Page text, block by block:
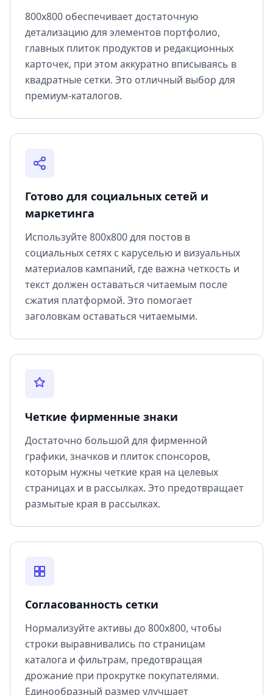
800x800 обеспечивает достаточную
детализацию для элементов портфолио,
главных плиток продуктов и редакционных
карточек, при этом аккуратно вписываясь в
квадратные сетки. Это отличный выбор для
премиум-каталогов.
Готово для социальных сетей и
маркетинга
Используйте 800x800 для постов в
социальных сетях с каруселью и визуальных
материалов кампаний, где важна четкость и
текст должен оставаться читаемым после
сжатия платформой. Это помогает
заголовкам оставаться читаемыми.
Четкие фирменные знаки
Достаточно большой для фирменной
графики, значков и плиток спонсоров,
которым нужны четкие края на целевых
страницах и в рассылках. Это предотвращает
размытые края в рассылках.
Согласованность сетки
Нормализуйте активы до 800x800, чтобы
строки выравнивались по страницам
каталога и фильтрам, предотвращая
дрожание при прокрутке покупателями.
Единообразный размер улучшает